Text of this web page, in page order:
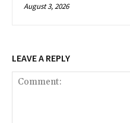
August 3, 2026
LEAVE A REPLY